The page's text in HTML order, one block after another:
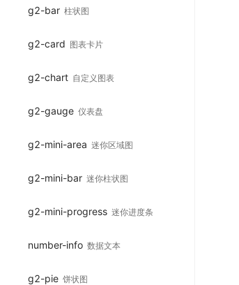
g2-bar 柱状图
g2-card 图表卡片
g2-chart 自定义图表
g2-gauge 仪表盘
g2-mini-area 迷你区域图
g2-mini-bar 迷你柱状图
g2-mini-progress 迷你进度条
number-info 数据文本
g2-pie 饼状图